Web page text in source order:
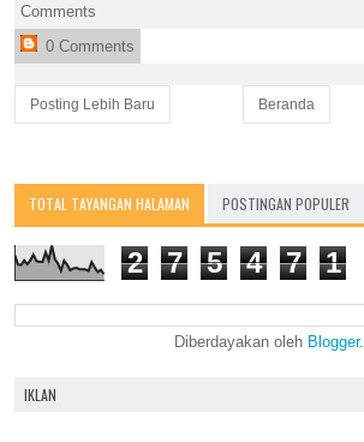
Comments
0 Comments
Posting Lebih Baru Beranda
TOTAL TAYANGAN HALAMAN POSTINGAN POPULER
2 7 5 4 7 1
Diberdayakan oleh Blogger.
IKLAN